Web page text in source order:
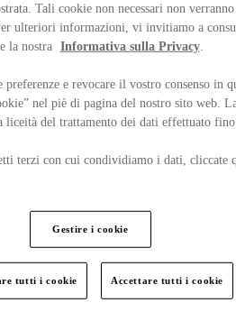
Tali cookie non necessari non
ulteriori informazioni, vi invitiamo a
la nostra Informativa sulla Privacy.
e revocare il vostro consenso in
nel piè di pagina del nostro sito web.
liceità del trattamento dei dati effettuato
terzi con cui condividiamo i dati, cliccate
Gestire i cookie
tutti i cookie Accettare tutti i cookie